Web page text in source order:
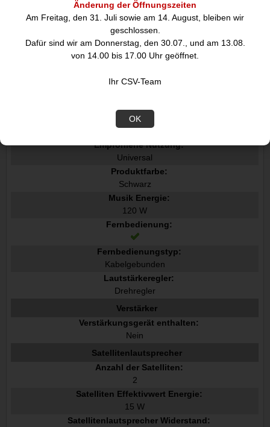
Änderung der Öffnungszeiten
Am Freitag, den 31. Juli sowie am 14. August, bleiben wir
geschlossen.
Dafür sind wir am Donnerstag, den 30.07., und am 13.08.
von 14.00 bis 17.00 Uhr geöffnet.
Ihr CSV-Team
OK
Datenblatt
Leistungen
RMS-Leistung:
60 W
Empfohlene Nutzung:
Universal
Produktfarbe:
Schwarz
Musik Energie:
120 W
Fernbedienung:
Fernbedienungstyp:
Kabelgebunden
Lautstärkeregler:
Drehregler
Verstärker
Verstärkungsgerät enthalten:
Nein
Satellitenlautsprecher
Anzahl der Satelliten:
2
Satelliten Effektivwert Energie:
15 W
Satellitenlautsprecher Widerstand: